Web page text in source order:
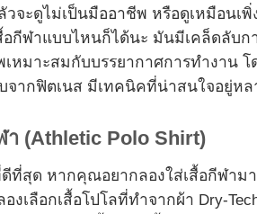
วจะดูไม่เป็นมืออาชีพ หรือดูเหมือนเ
อกีฬาแบบไหนก็ได้นะ มันมีเคล็ดลับ
หมาะสมกับบรรยากาศการทำงาน โ
จากฟิตเนส มีเทคนิคที่น่าสนใจอยู่หล
า (Athletic Polo Shirt)
ที่สุด หากคุณอยากลองใส่เสื้อกีฬาม
งเลือกเสื้อโปโลที่ทำจากผ้า Dry-